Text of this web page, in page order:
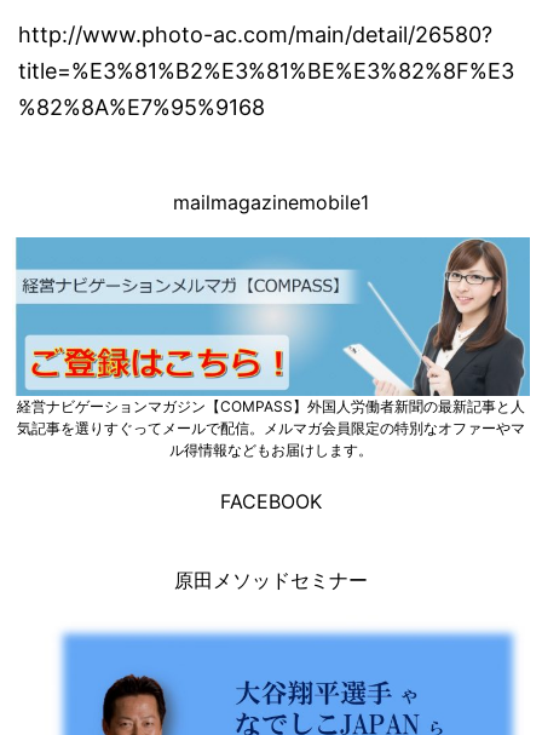
http://www.photo-ac.com/main/detail/26580?
title=%E3%81%B2%E3%81%BE%E3%82%8F%E3
%82%8A%E7%95%9168
mailmagazinemobile1
経営ナビゲーションマガジン【COMPASS】外国人労働者新聞の最新記事と人
気記事を選りすぐってメールで配信。メルマガ会員限定の特別なオファーやマ
ル得情報などもお届けします。
FACEBOOK
原田メソッドセミナー